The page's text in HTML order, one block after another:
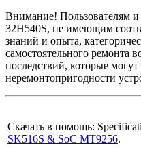
Внимание! Пользователям и
32H540S, не имеющим
знаний и опыта,
самостоятельного ремонта
последствий, которые
неремонтопригодности
Скачать в помощь:
SK516S & SoC MT9256.